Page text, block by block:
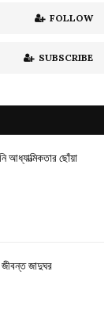
FOLLOW
SUBSCRIBE
আধ্যাত্মিকতার ছোঁয়া
জীবন্ত জাদুঘর